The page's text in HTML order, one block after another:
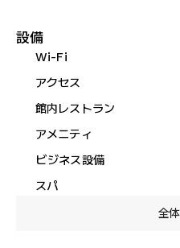
設備
Wi-Fi
アクセス
館内レストラン
アメニティ
ビジネス設備
スパ
全